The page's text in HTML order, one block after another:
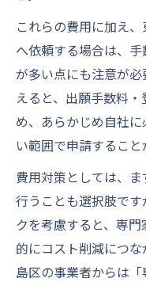
これらの費用に加え
へ依頼する場合は、
が多い点にも注意が
えると、出願手数料
め、あらかじめ自社
い範囲で申請すること
費用対策としては、
行うことも選択肢で
クを考慮すると、専
的にコスト削減につ
島区の事業者からは